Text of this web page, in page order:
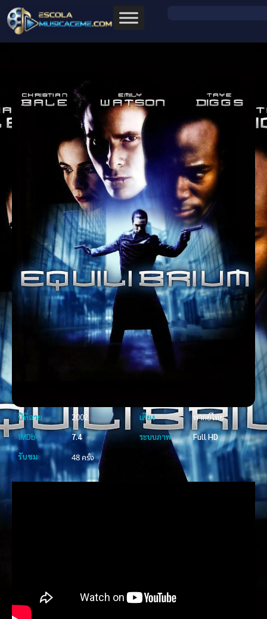
ปีที่ฉาย 2002 เสียง
พากย์ไทย
IMDb
7.4 ระบบภาพ
Full HD
รับชม
48 ครั้ง